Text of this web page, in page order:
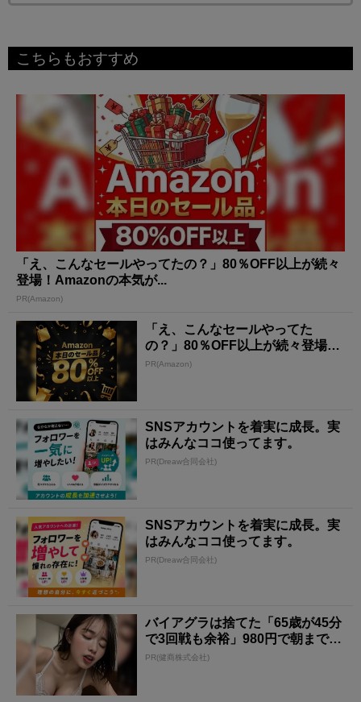
こちらもおすすめ
「え、こんなセールやってたの？」80％OFF以上が続々
登場！Amazonの本気が...
PR(Amazon)
「え、こんなセールやってた
の？」80％OFF以上が続々登場！
Amazonの本気が...
PR(Amazon)
SNSアカウントを着実に成長。実
はみんなココ使ってます。
PR(Dreaw合同会社)
SNSアカウントを着実に成長。実
はみんなココ使ってます。
PR(Dreaw合同会社)
バイアグラは捨てた「65歳が45分
で3回戦も余裕」980円で朝まで絶
好調！
PR(健商株式会社)